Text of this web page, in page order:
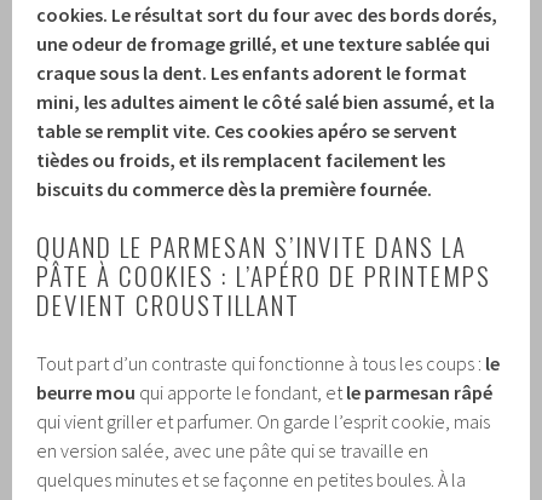
cookies. Le résultat sort du four avec des bords dorés,
une odeur de fromage grillé, et une texture sablée qui
craque sous la dent. Les enfants adorent le format
mini, les adultes aiment le côté salé bien assumé, et la
table se remplit vite. Ces cookies apéro se servent
tièdes ou froids, et ils remplacent facilement les
biscuits du commerce dès la première fournée.
QUAND LE PARMESAN S’INVITE DANS LA
PÂTE À COOKIES : L’APÉRO DE PRINTEMPS
DEVIENT CROUSTILLANT
Tout part d’un contraste qui fonctionne à tous les coups : le
beurre mou qui apporte le fondant, et le parmesan râpé
qui vient griller et parfumer. On garde l’esprit cookie, mais
en version salée, avec une pâte qui se travaille en
quelques minutes et se façonne en petites boules. À la